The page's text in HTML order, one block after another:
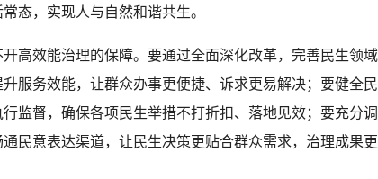
态，实现人与自然和谐共生。
高效能治理的保障。要通过全面深化改革，完善民生领域
服务效能，让群众办事更便捷、诉求更易解决；要健全民
监督，确保各项民生举措不打折扣、落地见效；要充分调
民意表达渠道，让民生决策更贴合群众需求，治理成果更